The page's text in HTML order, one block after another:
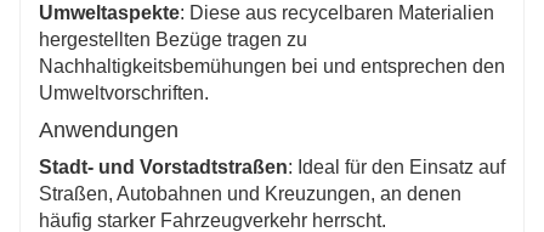
Umweltaspekte: Diese aus recycelbaren Materialien
hergestellten Bezüge tragen zu
Nachhaltigkeitsbemühungen bei und entsprechen den
Umweltvorschriften.
Anwendungen
Stadt- und Vorstadtstraßen: Ideal für den Einsatz auf
Straßen, Autobahnen und Kreuzungen, an denen
häufig starker Fahrzeugverkehr herrscht.